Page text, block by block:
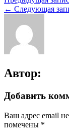
по
записям
← Следующая
Автор:
Добавить
Ваш адрес email
помечены *